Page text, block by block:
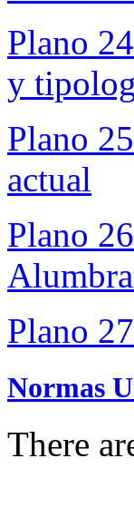
Plano
y
Plano
actual
Plano
Plano
Normas
There